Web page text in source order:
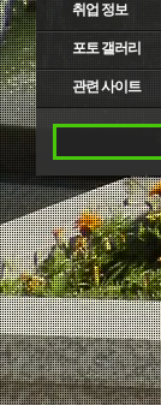
취업 정보
포토 갤러리
관련 사이트